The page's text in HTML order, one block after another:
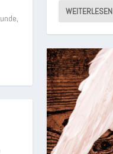
WEITERLESEN